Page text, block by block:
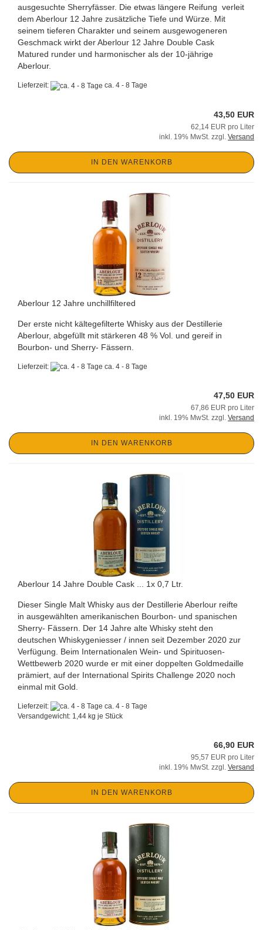
ausgesuchte Sherryfässer. Die etwas längere Reifung verleit
dem Aberlour 12 Jahre zusätzliche Tiefe und Würze. Mit
seinem tieferen Charakter und seinem ausgewogeneren
Geschmack wirkt der Aberlour 12 Jahre Double Cask
Matured runder und harmonischer als der 10-jährige
Aberlour.
Lieferzeit: ca. 4 - 8 Tage
43,50 EUR
62,14 EUR pro Liter
inkl. 19% MwSt. zzgl. Versand
IN DEN WARENKORB
Aberlour 12 Jahre unchillfiltered
Der erste nicht kältegefilterte Whisky aus der Destillerie
Aberlour, abgefüllt mit stärkeren 48 % Vol. und gereif in
Bourbon- und Sherry- Fässern.
Lieferzeit: ca. 4 - 8 Tage
47,50 EUR
67,86 EUR pro Liter
inkl. 19% MwSt. zzgl. Versand
IN DEN WARENKORB
Aberlour 14 Jahre Double Cask ... 1x 0,7 Ltr.
Dieser Single Malt Whisky aus der Destillerie Aberlour reifte
in ausgewählten amerikanischen Bourbon- und spanischen
Sherry- Fässern. Der 14 Jahre alte Whisky steht den
deutschen Whiskygeniesser / innen seit Dezember 2020 zur
Verfügung. Beim Internationalen Wein- und Spirituosen-
Wettbewerb 2020 wurde er mit einer doppelten Goldmedaille
prämiert, auf der International Spirits Challenge 2020 noch
einmal mit Gold.
Lieferzeit:
ca. 4 - 8 Tage
Versandgewicht: 1,44 kg je Stück
66,90 EUR
95,57 EUR pro Liter
inkl. 19% MwSt. zzgl. Versand
IN DEN WARENKORB